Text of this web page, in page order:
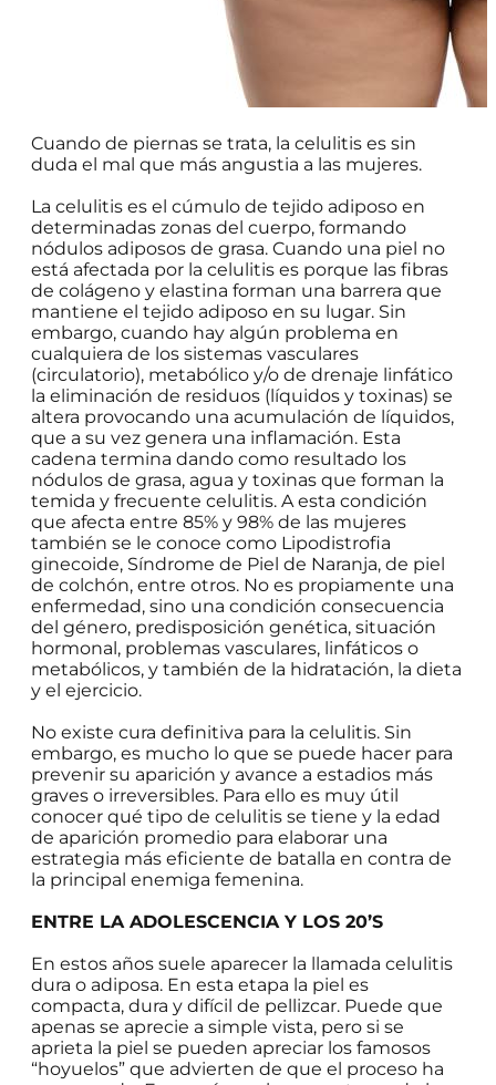
Cuando de piernas se trata, la celulitis es sin
duda el mal que más angustia a las mujeres.
La celulitis es el cúmulo de tejido adiposo en
determinadas zonas del cuerpo, formando
nódulos adiposos de grasa. Cuando una piel no
está afectada por la celulitis es porque las fibras
de colágeno y elastina forman una barrera que
mantiene el tejido adiposo en su lugar. Sin
embargo, cuando hay algún problema en
cualquiera de los sistemas vasculares
(circulatorio), metabólico y/o de drenaje linfático
la eliminación de residuos (líquidos y toxinas) se
altera provocando una acumulación de líquidos,
que a su vez genera una inflamación. Esta
cadena termina dando como resultado los
nódulos de grasa, agua y toxinas que forman la
temida y frecuente celulitis. A esta condición
que afecta entre 85% y 98% de las mujeres
también se le conoce como Lipodistrofia
ginecoide, Síndrome de Piel de Naranja, de piel
de colchón, entre otros. No es propiamente una
enfermedad, sino una condición consecuencia
del género, predisposición genética, situación
hormonal, problemas vasculares, linfáticos o
metabólicos, y también de la hidratación, la dieta
y el ejercicio.
No existe cura definitiva para la celulitis. Sin
embargo, es mucho lo que se puede hacer para
prevenir su aparición y avance a estadios más
graves o irreversibles. Para ello es muy útil
conocer qué tipo de celulitis se tiene y la edad
de aparición promedio para elaborar una
estrategia más eficiente de batalla en contra de
la principal enemiga femenina.
ENTRE LA ADOLESCENCIA Y LOS 20’S
En estos años suele aparecer la llamada celulitis
dura o adiposa. En esta etapa la piel es
compacta, dura y difícil de pellizcar. Puede que
apenas se aprecie a simple vista, pero si se
aprieta la piel se pueden apreciar los famosos
“hoyuelos” que advierten de que el proceso ha